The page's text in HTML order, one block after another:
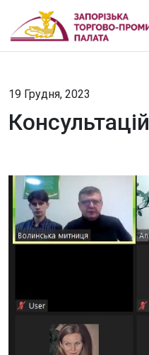
19 Грудня, 2023